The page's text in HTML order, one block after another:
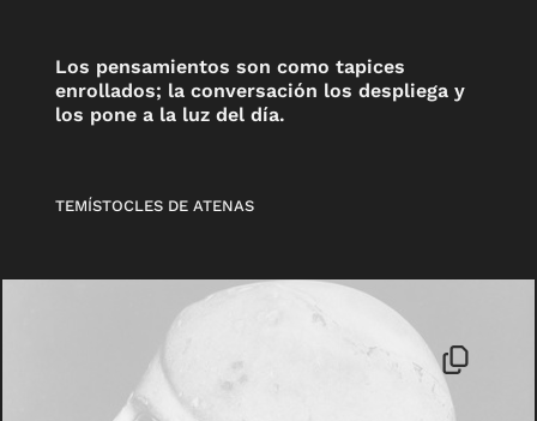
Los pensamientos son como tapices
enrollados; la conversación los despliega y
los pone a la luz del día.
TEMÍSTOCLES DE ATENAS